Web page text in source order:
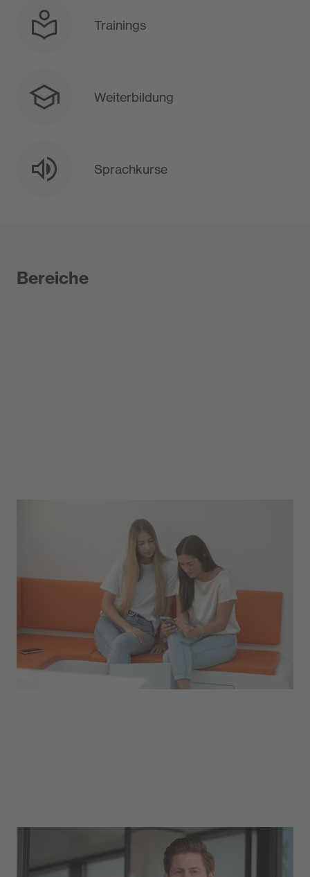
Trainings
Weiterbildung
Sprachkurse
Bereiche
Ob in der Unternehmenskommunikation, bei
uvex sports oder uvex safety. Unsere
Marketingabteilungen sind kontinuierlich am
Wachsen – in den verschiedensten Bereichen!
Echte Kommunikationstalente – das sind unsere